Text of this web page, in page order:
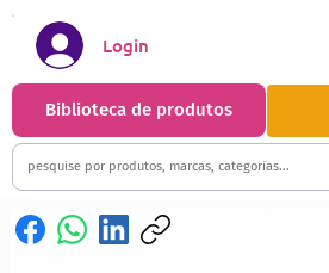
Biblioteca de produtos
Login